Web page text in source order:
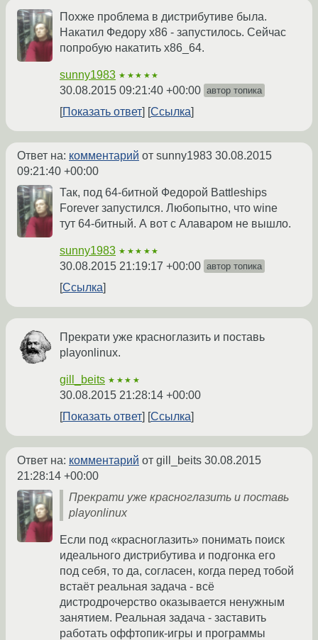
Похже проблема в дистрибутиве была.
Накатил Федору x86 - запустилось. Сейчас
попробую накатить x86_64.
sunny1983 ★★★★★
30.08.2015 09:21:40 +00:00 автор топика
Показать ответ Ссылка
Ответ на: комментарий от sunny1983 30.08.2015
09:21:40 +00:00
Так, под 64-битной Федорой Battleships
Forever запустился. Любопытно, что wine
тут 64-битный. А вот с Алаваром не вышло.
sunny1983 ★★★★★
30.08.2015 21:19:17 +00:00 автор топика
Ссылка
Прекрати уже красноглазить и поставь
playonlinux.
gill_beits ★★★★
30.08.2015 21:28:14 +00:00
Показать ответ
Ссылка
Ответ на: комментарий от gill_beits 30.08.2015
21:28:14 +00:00
Прекрати уже красноглазить и поставь
playonlinux
Если под «красноглазить» понимать поиск
идеального дистрибутива и подгонка его
под себя, то да, согласен, когда перед тобой
встаёт реальная задача - всё
дистродрочерство оказывается ненужным
занятием. Реальная задача - заставить
работать оффтопик-игры и программы